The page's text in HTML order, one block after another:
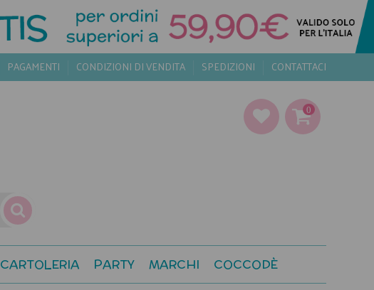
PAGAMENTI CONDIZIONI DI VENDITA SPEDIZIONI CONTATTACI
0
CARTOLERIA PARTY MARCHI COCCODÈ